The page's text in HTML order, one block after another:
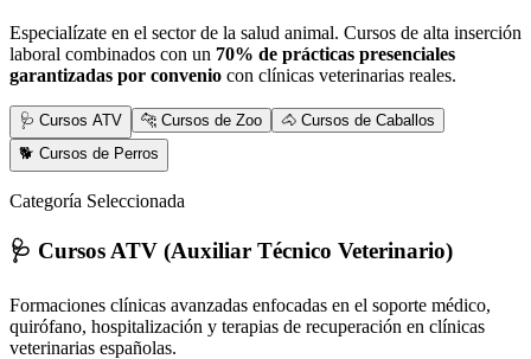
Especialízate en el sector de la salud animal. Cursos de alta inserción
laboral combinados con un 70% de prácticas presenciales
garantizadas por convenio con clínicas veterinarias reales.
🩺 Cursos ATV 🐆 Cursos de Zoo
🐴 Cursos de Caballos
🐕 Cursos de Perros
Categoría Seleccionada
🩺 Cursos ATV (Auxiliar Técnico Veterinario)
Formaciones clínicas avanzadas enfocadas en el soporte médico,
quirófano, hospitalización y terapias de recuperación en clínicas
veterinarias españolas.